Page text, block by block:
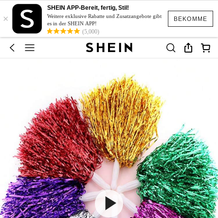
BEKOMME
×
SHEIN APP-Bereit, fertig, Stil!
Weitere exklusive Rabatte und Zusatzangebote gibt
es in der SHEIN APP!
(5,000)